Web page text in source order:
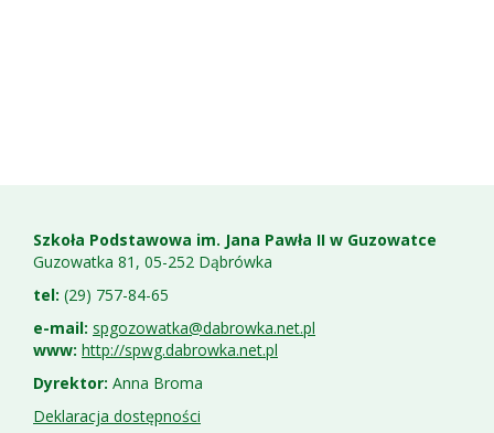
Szkoła Podstawowa im. Jana Pawła II w Guzowatce
Guzowatka 81, 05-252 Dąbrówka
tel: (29) 757-84-65
e-mail: spgozowatka@dabrowka.net.pl
www: http://spwg.dabrowka.net.pl
Dyrektor: Anna Broma
Deklaracja dostępności